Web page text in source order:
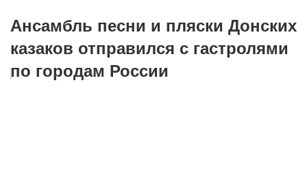
Ансамбль песни и пляски Донских
казаков отправился с гастролями
по городам России